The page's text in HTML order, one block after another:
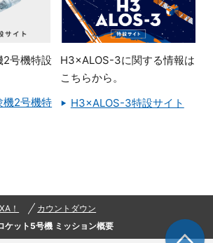
号機特設
機2号機特
H3×ALOS-3に関する情報は
こちらから。
H3×ALOS-3特設サイト
！
カウントダウン
ケット5号機 ミッション概要